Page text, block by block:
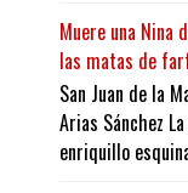
Muere una Nina
las matas de
San Juan de la
Arias Sánchez
enriquillo